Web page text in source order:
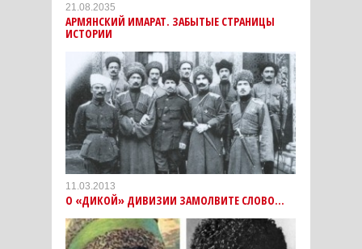
21.08.2035
АРМЯНСКИЙ ИМАРАТ. ЗАБЫТЫЕ СТРАНИЦЫ
ИСТОРИИ
11.03.2013
О «ДИКОЙ» ДИВИЗИИ ЗАМОЛВИТЕ СЛОВО…